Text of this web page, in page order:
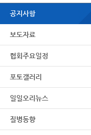
공지사항
보도자료
협회주요일정
포토갤러리
일일오리뉴스
질병동향